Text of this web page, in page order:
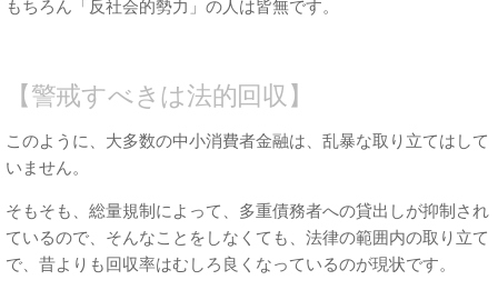
もちろん「反社会的勢力」の人は皆無です。
【警戒すべきは法的回収】
このように、大多数の中小消費者金融は、乱暴な取り立てはして
いません。
そもそも、総量規制によって、多重債務者への貸出しが抑制され
ているので、そんなことをしなくても、法律の範囲内の取り立て
で、昔よりも回収率はむしろ良くなっているのが現状です。